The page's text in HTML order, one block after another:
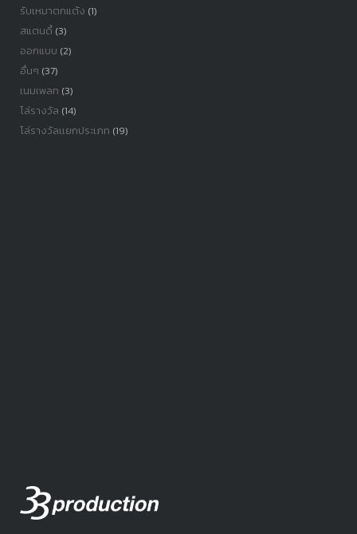
รับเหมาตกแต้ง (1)
สแตนดี้(3)
ออกแบบ (2)
อื่นๆ (37)
เนมเพลท (3)
โล่รางวัล (14)
โล่รางวัลเเยกประเภท (19)